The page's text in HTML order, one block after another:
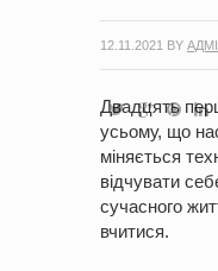
12.11.2021 BY
Двадцять
усьому, що
міняється
відчувати
сучасного
вчитися.